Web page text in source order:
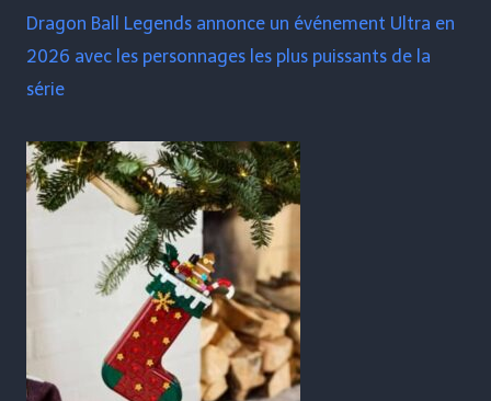
Dragon Ball Legends annonce un événement Ultra en
2026 avec les personnages les plus puissants de la
série